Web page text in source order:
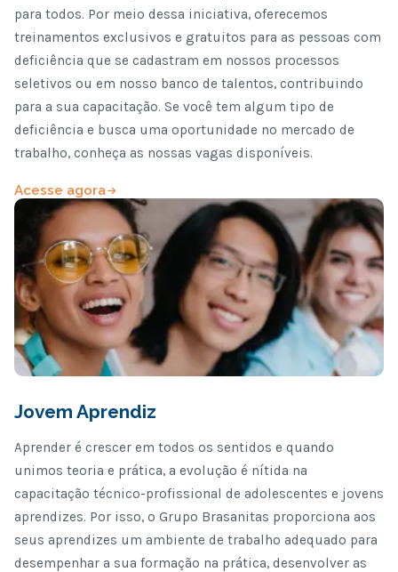
para todos. Por meio dessa iniciativa, oferecemos
treinamentos exclusivos e gratuitos para as pessoas com
deficiência que se cadastram em nossos processos
seletivos ou em nosso banco de talentos, contribuindo
para a sua capacitação. Se você tem algum tipo de
deficiência e busca uma oportunidade no mercado de
trabalho, conheça as nossas vagas disponíveis.
Acesse agora
Jovem Aprendiz
Aprender é crescer em todos os sentidos e quando
unimos teoria e prática, a evolução é nítida na
capacitação técnico-profissional de adolescentes e jovens
aprendizes. Por isso, o Grupo Brasanitas proporciona aos
seus aprendizes um ambiente de trabalho adequado para
desempenhar a sua formação na prática, desenvolver as